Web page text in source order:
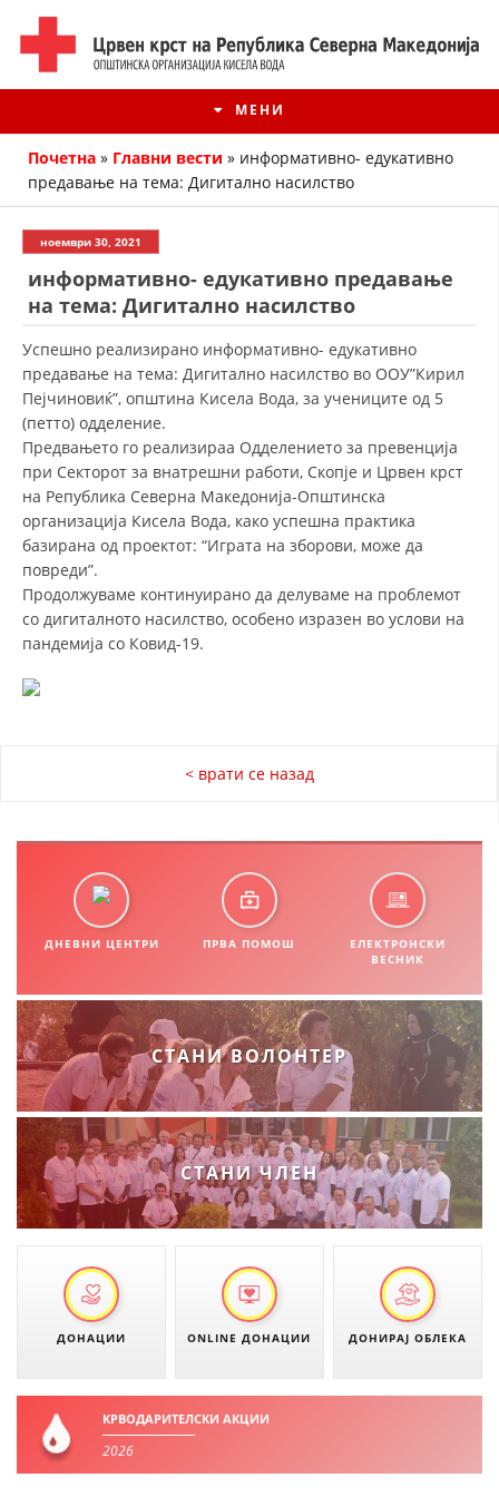
МЕНИ
ИСТОРИЈАТ НА ДВИЖЕЊЕТО
СТРУКТУРА НА ОРГАНИЗАЦИЈАТА
КОНТАКТ ИНФОРМАЦИИ
ЧЛЕНСТВО ВО ПРОФЕСИОНАЛНИ ТЕЛА
РАКОВОДЕН ОДБОР
СОБРАНИЕ
ДИСЕМИНАЦИЈА
MЕЃУНАРОДНО ХУМАНИТАРНО ПРАВО
ПРОМОЦИЈА НА ХУМАНИ ВРЕДНОСТИ
УПОТРЕБА И ЗАШТИТА НА АМБЛЕМОТ
СОЦИЈАЛНО ХУМАНИТАРНА ДЕЈНОСТ
ПОДГОТВЕНОСТ И ДЕЈСТВО ПРИ КАТАСТРОФИ
ТИМОВИ НА ООЦК
Почетна » Главни вести » информативно- едукативно
предавање на тема: Дигитално насилство
ноември 30, 2021
информативно- едукативно предавање
на тема: Дигитално насилство
Успешно реализирано информативно- едукативно
предавање на тема: Дигитално насилство во ООУ”Кирил
Пејчиновиќ”, општина Кисела Вода, за учениците од 5
(петто) одделение.
Предвањето го реализираа Одделението за превенција
при Секторот за внатрешни работи, Скопје и Црвен крст
на Република Северна Македонија-Општинска
организација Кисела Вода, како успешна практика
базирана од проектот: “Играта на зборови, може да
повреди”.
Продолжуваме континуирано да делуваме на проблемот
со дигиталното насилство, особено изразен во услови на
пандемија со Ковид-19.
< врати се назад
ДНЕВНИ ЦЕНТРИ ПРВА ПОМОШ
ЕЛЕКТРОНСКИ
ВЕСНИК
СТАНИ ВОЛОНТЕР
СТАНИ ЧЛЕН
ДОНАЦИИ ONLINE ДОНАЦИИ ДОНИРАЈ ОБЛЕКА
КРВОДАРИТЕЛСКИ АКЦИИ
2026